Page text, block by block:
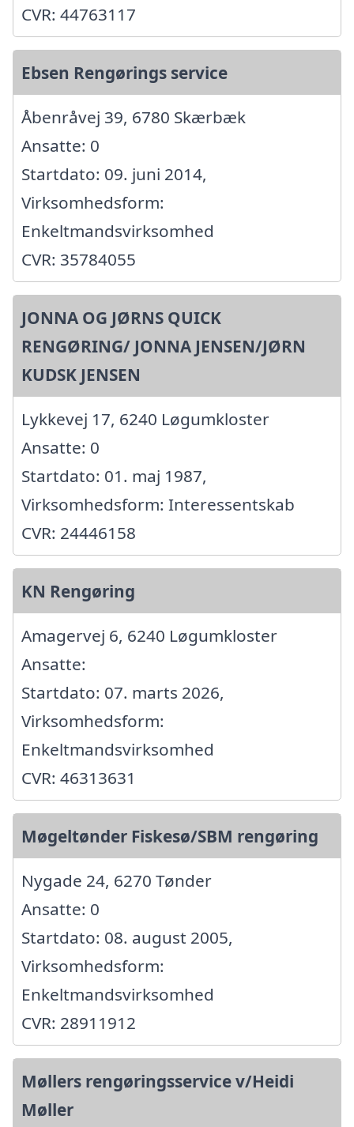
CVR: 44763117
Ebsen Rengørings service
Åbenråvej 39, 6780 Skærbæk
Ansatte: 0
Startdato: 09. juni 2014,
Virksomhedsform:
Enkeltmandsvirksomhed
CVR: 35784055
JONNA OG JØRNS QUICK
RENGØRING/ JONNA JENSEN/JØRN
KUDSK JENSEN
Lykkevej 17, 6240 Løgumkloster
Ansatte: 0
Startdato: 01. maj 1987,
Virksomhedsform: Interessentskab
CVR: 24446158
KN Rengøring
Amagervej 6, 6240 Løgumkloster
Ansatte:
Startdato: 07. marts 2026,
Virksomhedsform:
Enkeltmandsvirksomhed
CVR: 46313631
Møgeltønder Fiskesø/SBM rengøring
Nygade 24, 6270 Tønder
Ansatte: 0
Startdato: 08. august 2005,
Virksomhedsform:
Enkeltmandsvirksomhed
CVR: 28911912
Møllers rengøringsservice v/Heidi
Møller